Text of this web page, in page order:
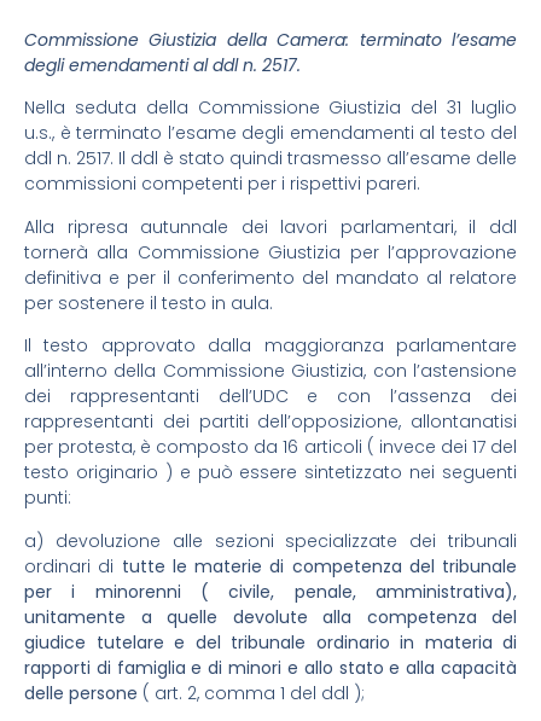
Commissione Giustizia della Camera: terminato l’esame
degli emendamenti al ddl n. 2517.
Nella seduta della Commissione Giustizia del 31 luglio
u.s., è terminato l’esame degli emendamenti al testo del
ddl n. 2517. Il ddl è stato quindi trasmesso all’esame delle
commissioni competenti per i rispettivi pareri.
Alla ripresa autunnale dei lavori parlamentari, il ddl
tornerà alla Commissione Giustizia per l’approvazione
definitiva e per il conferimento del mandato al relatore
per sostenere il testo in aula.
Il testo approvato dalla maggioranza parlamentare
all’interno della Commissione Giustizia, con l’astensione
dei rappresentanti dell’UDC e con l’assenza dei
rappresentanti dei partiti dell’opposizione, allontanatisi
per protesta, è composto da 16 articoli ( invece dei 17 del
testo originario ) e può essere sintetizzato nei seguenti
punti:
a) devoluzione alle sezioni specializzate dei tribunali
ordinari di tutte le materie di competenza del tribunale
per i minorenni ( civile, penale, amministrativa),
unitamente a quelle devolute alla competenza del
giudice tutelare e del tribunale ordinario in materia di
rapporti di famiglia e di minori e allo stato e alla capacità
delle persone ( art. 2, comma 1 del ddl );